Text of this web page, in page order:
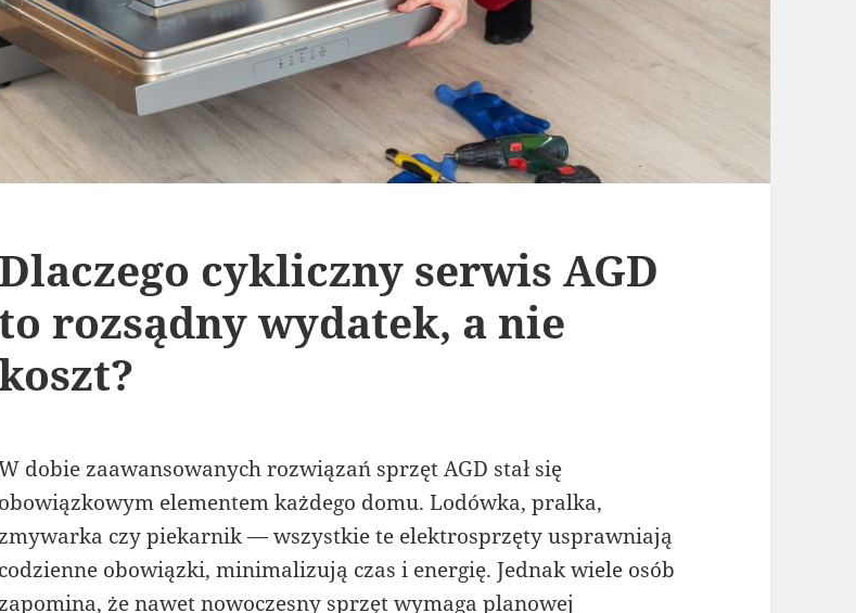
Dlaczego cykliczny serwis AGD
rozsądny wydatek, a nie
dobie zaawansowanych rozwiązań sprzęt AGD stał się
obowiązkowym elementem każdego domu. Lodówka, pralka,
czy piekarnik — wszystkie te elektrosprzęty usprawniają
codzienne obowiązki, minimalizują czas i energię. Jednak wiele osób
że nawet nowoczesny sprzęt wymaga planowej